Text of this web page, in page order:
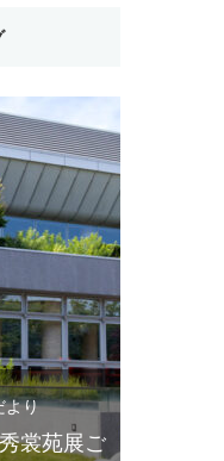
より
展 ご来場